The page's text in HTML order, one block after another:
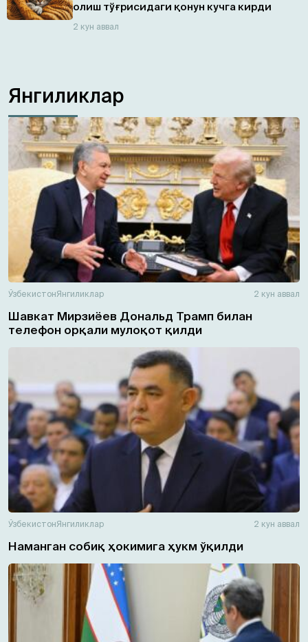
олиш тўғрисидаги қонун кучга кирди
2 кун аввал
Янгиликлар
ЎзбекистонЯнгиликлар 2 кун аввал
Шавкат Мирзиёев Дональд Трамп билан
телефон орқали мулоқот қилди
ЎзбекистонЯнгиликлар 2 кун аввал
Наманган собиқ ҳокимига ҳукм ўқилди